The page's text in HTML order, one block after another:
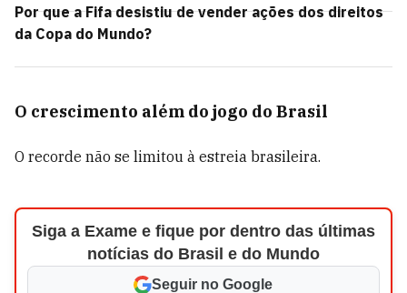
Por que a Fifa desistiu de vender ações dos direitos
da Copa do Mundo?
O crescimento além do jogo do Brasil
O recorde não se limitou à estreia brasileira.
Siga a Exame e fique por dentro das últimas
notícias do Brasil e do Mundo
Seguir no Google